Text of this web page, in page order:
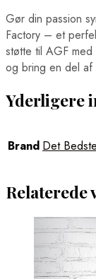
Gør din passion
Factory – et
støtte til AGF
og bring en del af
Yderligere
Brand Det
Relaterede